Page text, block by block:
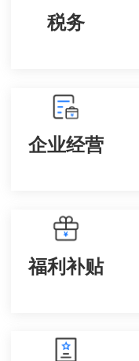
税务
企业经营
福利补贴